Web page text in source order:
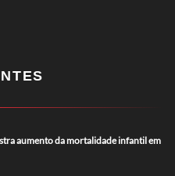
aumento da mortalidade infantil em